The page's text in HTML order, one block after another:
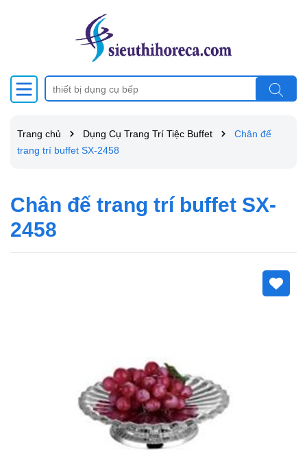
Trang chủ Dụng Cụ Trang Trí Tiệc Buffet
Chân đế
trang trí buffet SX-2458
Chân đế trang trí buffet SX-
2458